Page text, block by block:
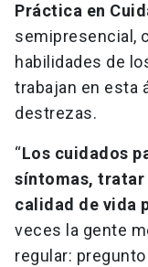
Práctica en
semipresencial,
habilidades de
trabajan en esta
destrezas.
“Los cuidados
síntomas,
calidad de vida
veces la gente
regular: